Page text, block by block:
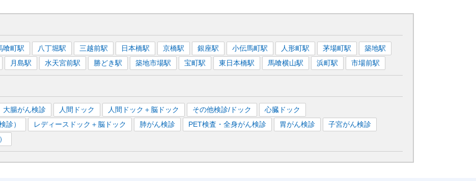
喰町駅 八丁堀駅 三越前駅 日本橋駅 京橋駅 銀座駅 小伝馬町駅 人形町駅 茅場町駅 築地駅
月島駅 水天宮前駅 勝どき駅 築地市場駅 宝町駅 東日本橋駅 馬喰横山駅 浜町駅 市場前駅
大腸がん検診 人間ドック 人間ドック＋脳ドック その他検診/ドック
心臓ドック
診）
レディースドック＋脳ドック 肺がん検診 PET検査・全身がん検診 胃がん検診
子宮がん検診